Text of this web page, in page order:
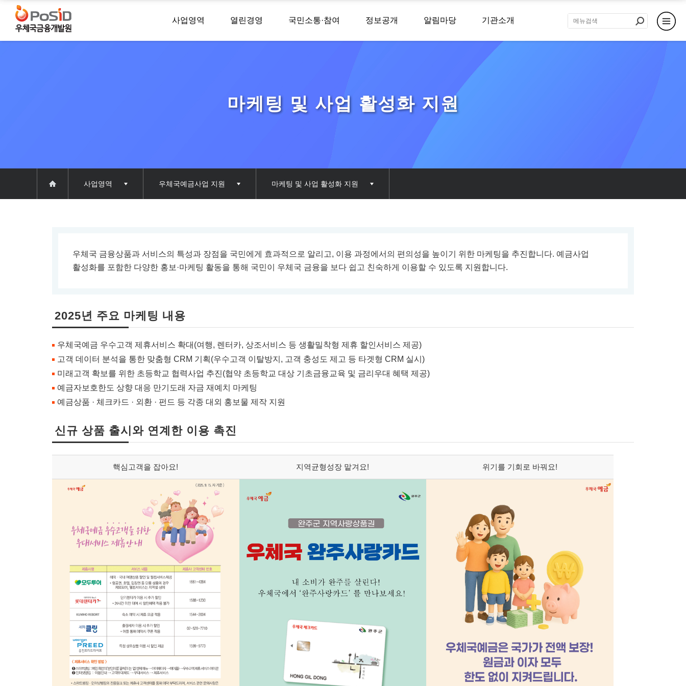
사업영역 열린경영 국민소통·참여 정보공개 알림마당 기관소개
마케팅 및 사업 활성화 지원
사업영역 우체국예금사업 지원 마케팅 및 사업 활성화 지원
우체국 금융상품과 서비스의 특성과 장점을 국민에게 효과적으로 알리고, 이용 과정에서의 편의성을 높이기 위한 마케팅을 추진합니다. 예금사업
활성화를 포함한 다양한 홍보·마케팅 활동을 통해 국민이 우체국 금융을 보다 쉽고 친숙하게 이용할 수 있도록 지원합니다.
2025년 주요 마케팅 내용
우체국예금 우수고객 제휴서비스 확대(여행, 렌터카, 상조서비스 등 생활밀착형 제휴 할인서비스 제공)
고객 데이터 분석을 통한 맞춤형 CRM 기획(우수고객 이탈방지, 고객 충성도 제고 등 타겟형 CRM 실시)
미래고객 확보를 위한 초등학교 협력사업 추진(협약 초등학교 대상 기초금융교육 및 금리우대 혜택 제공)
예금자보호한도 상향 대응 만기도래 자금 재예치 마케팅
예금상품 · 체크카드 · 외환 · 펀드 등 각종 대외 홍보물 제작 지원
신규 상품 출시와 연계한 이용 촉진
핵심고객을 잡아요! 지역균형성장 맡겨요! 위기를 기회로 바꿔요!